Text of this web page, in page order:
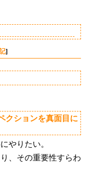
]
クションを真面目に
やりたい。
、その重要性すらわ